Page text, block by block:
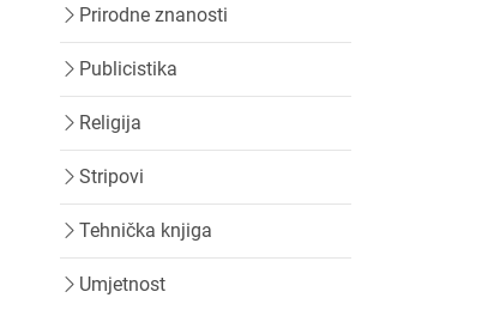
Prirodne znanosti
Publicistika
Religija
Stripovi
Tehnička knjiga
Umjetnost